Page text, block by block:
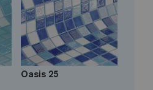
Oasis 25